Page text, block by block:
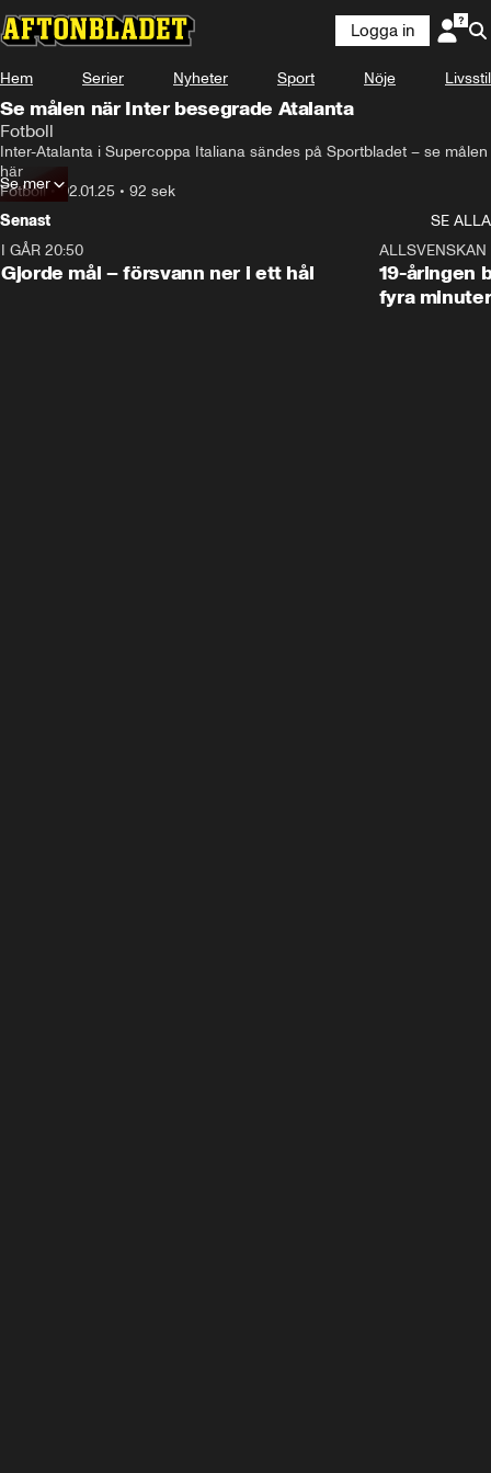
Logga in
Hem Serier Nyheter Sport Nöje Livsstil
Se målen när Inter besegrade Atalanta
Fotboll
Inter-Atalanta i Supercoppa Italiana sändes på Sportbladet – se målen
här
Fotboll•02.01.25 • 92 sek
Se mer
Senast
SE ALLA
I GÅR 20:50
Gjorde mål – försvann ner i ett hål
ALLSVENSKAN
19-åringen
fyra minuter